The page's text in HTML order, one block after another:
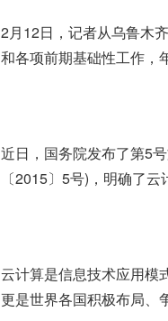
2月12日，记者从乌鲁木
和各项前期基础性工作，
近日，国务院发布了第5
〔2015〕5号)，明确了
云计算是信息技术应用模
更是世界各国积极布局、